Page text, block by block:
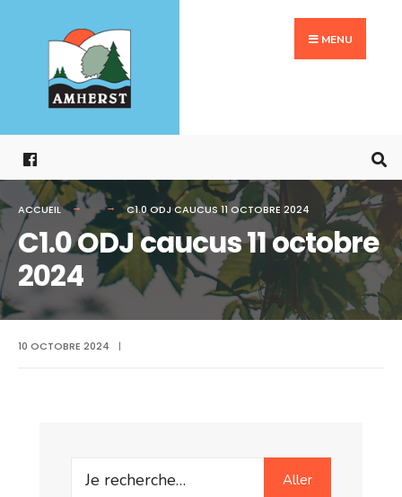
contenu
MENU
ACCUEIL C1.0 ODJ CAUCUS 11 OCTOBRE 2024
C1.0 ODJ caucus 11 octobre
2024
10 OCTOBRE 2024 |
Search
Aller
for: